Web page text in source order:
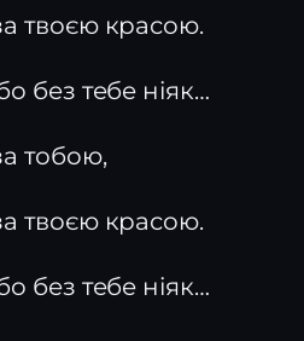
твоєю красою.
без тебе ніяк…
тобою,
твоєю красою.
без тебе ніяк…